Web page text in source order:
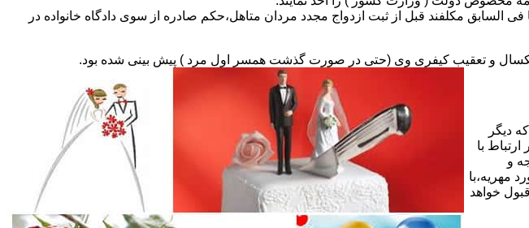
خصوص ازدواج مجدد،دفانر ازدواج کما فی السابق مکلفند قبل از ثبت ازدواج مجدد مردان متاهل،حکم صادره از سوی دادگاه خانواده در
یکسال و تعقیب کیفری وی (حتی در صورت گذشت همسر اول مرد ) پیش بینی شده بود.
دیگر
با
و
مهریه،با
خواهد